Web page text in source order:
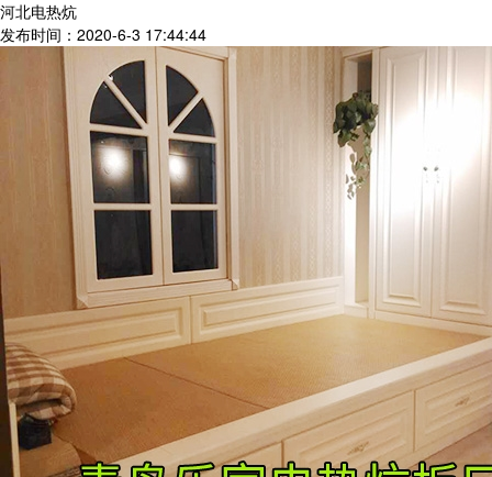
河北电热炕
发布时间：2020-6-3 17:44:44